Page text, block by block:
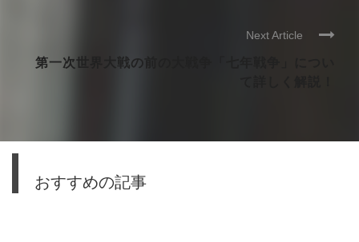
Next Article
第一次世界大戦の前の大戦争「七年戦争」につい
おすすめの記事